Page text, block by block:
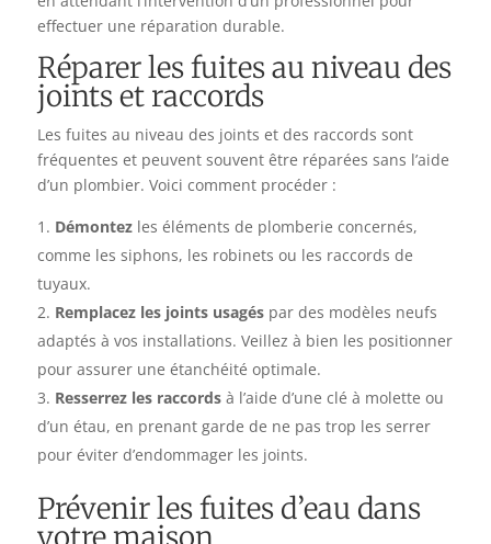
effectuer une réparation durable.
Réparer les fuites au niveau des
joints et raccords
Les fuites au niveau des joints et des raccords sont
fréquentes et peuvent souvent être réparées sans l’aide
d’un plombier. Voici comment procéder :
Démontezles éléments de plomberie concernés,
comme les siphons, les robinets ou les raccords de
tuyaux.
Remplacez les joints usagéspar des modèles neufs
adaptés à vos installations. Veillez à bien les positionner
pour assurer une étanchéité optimale.
Resserrez les raccordsà l’aide d’une clé à molette ou
d’un étau, en prenant garde de ne pas trop les serrer
pour éviter d’endommager les joints.
Prévenir les fuites d’eau dans
votre maison